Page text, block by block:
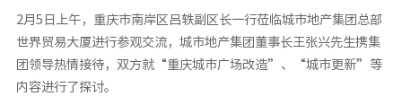
2月5日上午，重庆市南岸区吕轶副区长一行莅临城市地产集团总部
世界贸易大厦进行参观交流，城市地产集团董事长王张兴先生携集
团领导热情接待，双方就“重庆城市广场改造”、“城市更新”等
内容进行了探讨。